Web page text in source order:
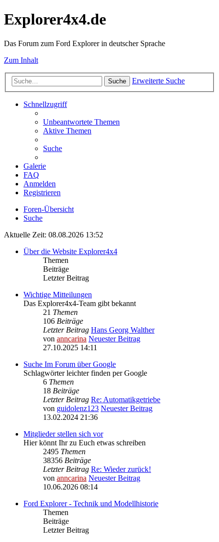
Explorer4x4.de
Das Forum zum Ford Explorer in deutscher Sprache
Zum Inhalt
Suche Erweiterte Suche
Schnellzugriff
Unbeantwortete Themen
Aktive Themen
Suche
Galerie
FAQ
Anmelden
Registrieren
Foren-Übersicht
Suche
Aktuelle Zeit: 08.08.2026 13:52
Über die Website Explorer4x4
Themen
Beiträge
Letzter Beitrag
Wichtige Mitteilungen
Das Explorer4x4-Team gibt bekannt
21 Themen
106 Beiträge
Letzter Beitrag Hans Georg Walther
von anncarina Neuester Beitrag
27.10.2025 14:11
Suche Im Forum über Google
Schlagwörter leichter finden per Google
6 Themen
18 Beiträge
Letzter Beitrag Re: Automatikgetriebe
von guidolenz123 Neuester Beitrag
13.02.2024 21:36
Mitglieder stellen sich vor
Hier könnt Ihr zu Euch etwas schreiben
2495 Themen
38356 Beiträge
Letzter Beitrag Re: Wieder zurück!
von anncarina Neuester Beitrag
10.06.2026 08:14
Ford Explorer - Technik und Modellhistorie
Themen
Beiträge
Letzter Beitrag